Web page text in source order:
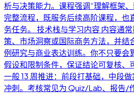
析与决策能力。课程强调“理解框架
完整流程，既服务后续高阶课程，也
务任务。 技术栈与学习内容 内容通
策、市场洞察或国际商务方法，并结
例研究与商业表达训练。你不只要会
假设和限制条件，保证结论可复核、
一般 13 周推进：前段打基础，中段
冲刺。考核常见为 Quiz/Lab、报告/